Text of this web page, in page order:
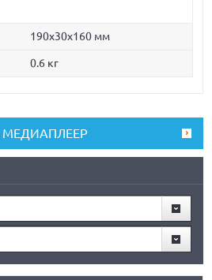
190x30x160 мм
0.6 кг
МЕДИАПЛЕЕР